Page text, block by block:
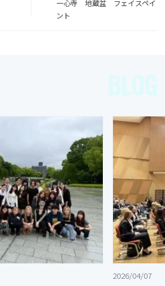
一心寺 地蔵盆 フェイスペイ
ント
2026/04/07